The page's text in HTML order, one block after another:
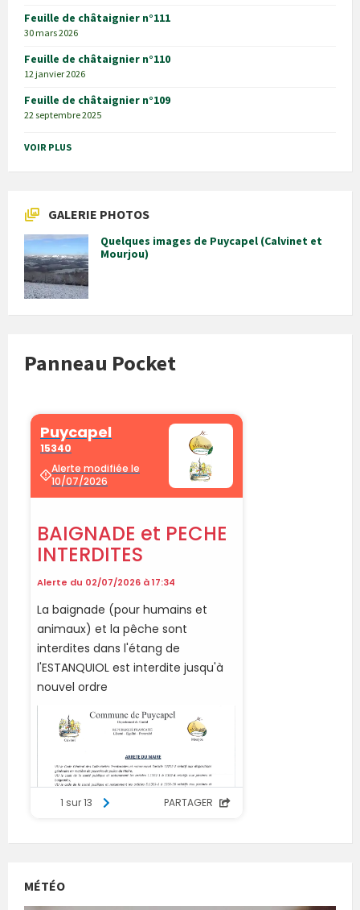
Feuille de châtaignier n°111
30 mars 2026
Feuille de châtaignier n°110
12 janvier 2026
Feuille de châtaignier n°109
22 septembre 2025
VOIR PLUS
GALERIE PHOTOS
Quelques images de Puycapel (Calvinet et
Mourjou)
Panneau Pocket
MÉTÉO